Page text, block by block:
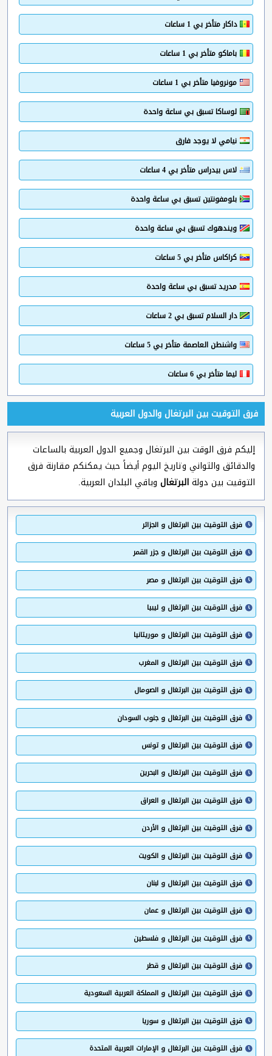
داكار متأخر بي 1 ساعات
باماكو متأخر بي 1 ساعات
مونروفيا متأخر بي 1 ساعات
لوساكا تسبق بي ساعة واحدة
نيامي لا يوجد فارق
لاس بيدراس متأخر بي 4 ساعات
بلومفونتين تسبق بي ساعة واحدة
ويندهوك تسبق بي ساعة واحدة
كراكاس متأخر بي 5 ساعات
مدريد تسبق بي ساعة واحدة
دار السلام تسبق بي 2 ساعات
واشنطن العاصمة متأخر بي 5 ساعات
ليما متأخر بي 6 ساعات
فرق التوقيت بين البرتغال والدول العربية
إليكم فرق الوقت بين البرتغال وجميع الدول العربية بالساعات
والدقائق والثواني وتاريخ اليوم أيضاً حيث يمكنكم مقارنة فرق
التوقيت بين دولةالبرتغال وباقي البلدان العربية.
فرق التوقيت بين البرتغال و الجزائر
فرق التوقيت بين البرتغال و جزر القمر
فرق التوقيت بين البرتغال و مصر
فرق التوقيت بين البرتغال و ليبيا
فرق التوقيت بين البرتغال و موريتانيا
فرق التوقيت بين البرتغال و المغرب
فرق التوقيت بين البرتغال و الصومال
فرق التوقيت بين البرتغال و جنوب السودان
فرق التوقيت بين البرتغال و تونس
فرق التوقيت بين البرتغال و البحرين
فرق التوقيت بين البرتغال و العراق
فرق التوقيت بين البرتغال و الأردن
فرق التوقيت بين البرتغال و الكويت
فرق التوقيت بين البرتغال و لبنان
فرق التوقيت بين البرتغال و عمان
فرق التوقيت بين البرتغال و فلسطين
فرق التوقيت بين البرتغال و قطر
فرق التوقيت بين البرتغال و المملكة العربية السعودية
فرق التوقيت بين البرتغال و سوريا
فرق التوقيت بين البرتغال و الإمارات العربية المتحدة